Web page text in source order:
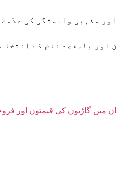
مذہبی وابستگی کی
اور بامقصد نام کے
میں گاڑیوں کی قیمتوں اور